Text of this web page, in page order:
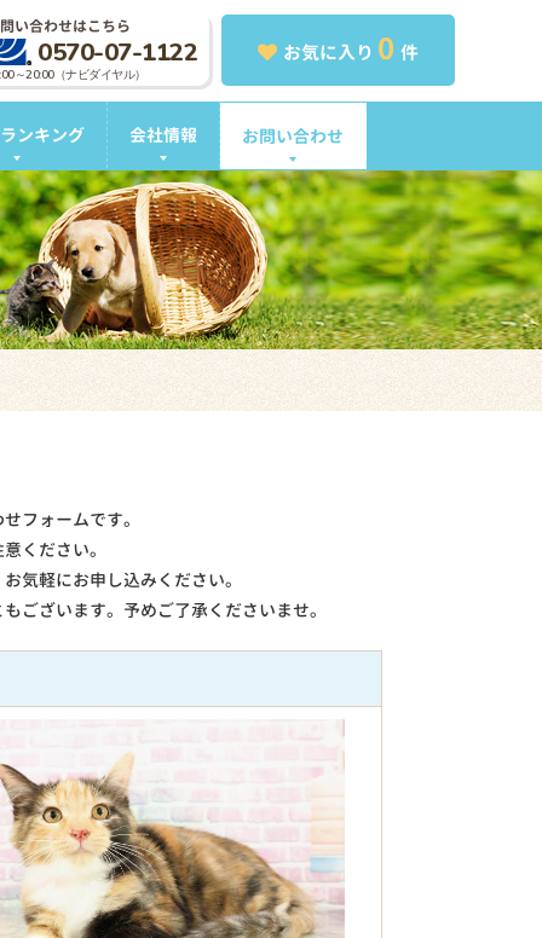
お気に入り 0 件
い合わせはこちら
0570-07-1122
～20:00（ナビダイヤル）
ンキング 会社情報 お問い合わせ
フォームです。
ください。
気軽にお申し込みください。
ございます。予めご了承くださいませ。